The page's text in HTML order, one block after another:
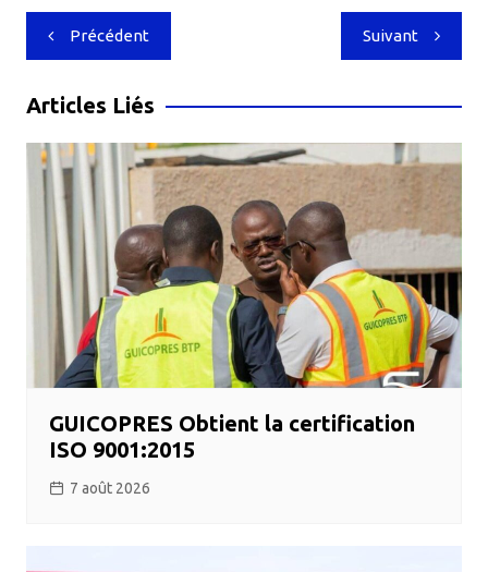
Navigation
de
l’article
Précédent Suivant
Articles Liés
GUICOPRES Obtient la certification
ISO 9001:2015
7 août 2026